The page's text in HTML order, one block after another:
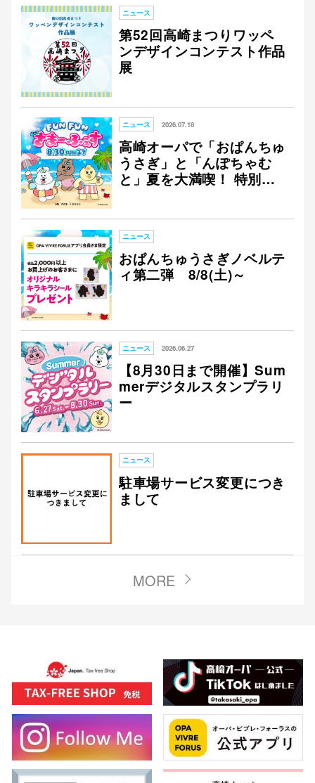
ニュース
第52回高崎まつりワッペ
ンデザインコンテスト作品
展
ニュース 2026.07.18
高崎オーパで「おぱんちゅ
うさぎ」と「んぽちゃむ
と」夏を大満喫！ 特別な
ニュース
おぱんちゅうさぎノベルテ
ィ第二弾 8/8(土)～
ニュース 2026.06.27
【8月30日まで開催】Sum
merデジタルスタンプラリ
ー
ニュース
駐車場サービス変更につき
まして
MORE